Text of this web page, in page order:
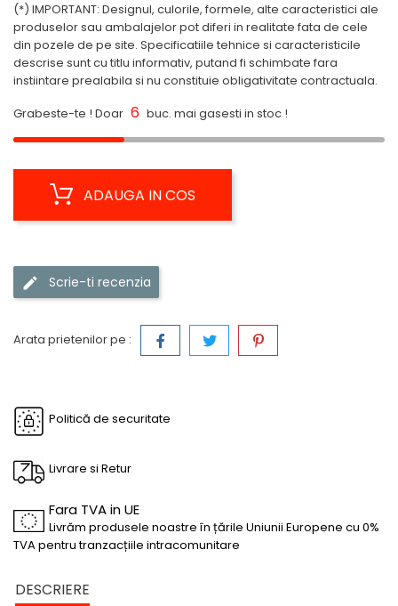
(*) IMPORTANT: Designul, culorile, formele, alte caracteristici ale
produselor sau ambalajelor pot diferi in realitate fata de cele
din pozele de pe site. Specificatiile tehnice si caracteristicile
descrise sunt cu titlu informativ, putand fi schimbate fara
instiintare prealabila si nu constituie obligativitate contractuala.
Grabeste-te ! Doar 6 buc. mai gasesti in stoc !
ADAUGA IN COS
Scrie-ti recenzia
Arata prietenilor pe :
Politică de securitate
Livrare si Retur
Fara TVA in UE
Livrăm produsele noastre în țările Uniunii Europene cu 0%
TVA pentru tranzacțiile intracomunitare
DESCRIERE